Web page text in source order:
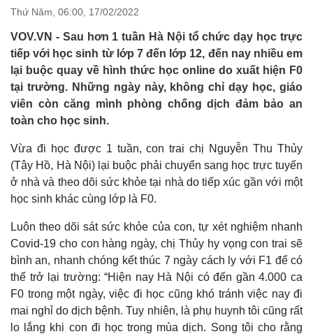
Thứ Năm, 06:00, 17/02/2022
VOV.VN - Sau hơn 1 tuần Hà Nội tổ chức dạy học trực
tiếp với học sinh từ lớp 7 đến lớp 12, đến nay nhiều em
lại buộc quay về hình thức học online do xuất hiện F0
tại trường. Những ngày này, không chỉ dạy học, giáo
viên còn căng mình phòng chống dịch đảm bảo an
toàn cho học sinh.
Vừa đi học được 1 tuần, con trai chị Nguyễn Thu Thủy
(Tây Hồ, Hà Nội) lại buộc phải chuyển sang học trực tuyến
ở nhà và theo dõi sức khỏe tại nhà do tiếp xúc gần với một
học sinh khác cùng lớp là F0.
Luôn theo dõi sát sức khỏe của con, tự xét nghiệm nhanh
Covid-19 cho con hàng ngày, chị Thủy hy vọng con trai sẽ
bình an, nhanh chóng kết thúc 7 ngày cách ly với F1 để có
thể trở lại trường: “Hiện nay Hà Nội có đến gần 4.000 ca
F0 trong một ngày, việc đi học cũng khó tránh việc nay đi
mai nghỉ do dịch bệnh. Tuy nhiên, là phụ huynh tôi cũng rất
lo lắng khi con đi học trong mùa dịch. Song tôi cho rằng